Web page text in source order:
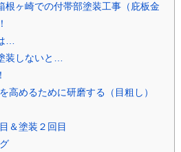
ヶ崎での付帯部塗装工事（庇板金
…
装しないと…
高めるために研磨する（目粗し）
＆塗装２回目